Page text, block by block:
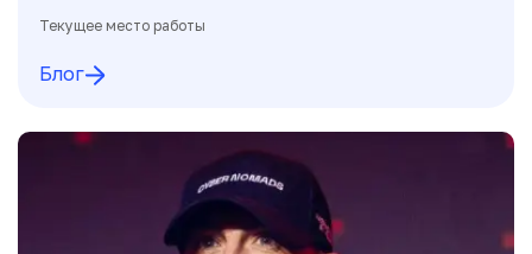
Текущее место работы
Блог